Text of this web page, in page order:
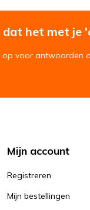
het met je
op voor antwoorden
Mijn account
Registreren
Mijn bestellingen